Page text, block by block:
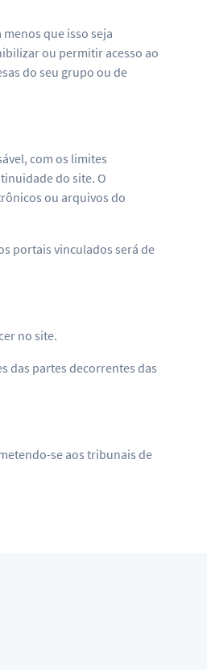
que isso seja
ou permitir acesso ao
do seu grupo ou de
com os limites
do site. O
ou arquivos do
portais vinculados será de
no site.
das partes decorrentes das
se aos tribunais de